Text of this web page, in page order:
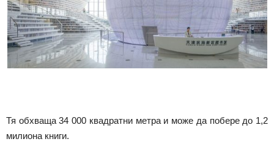
Тя обхваща 34 000 квадратни метра и може да побере до 1,2
милиона книги.